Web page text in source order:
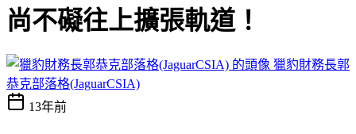
尚不礙往上擴張軌道！
獵豹財務長郭
恭克部落格(JaguarCSIA)
13年前